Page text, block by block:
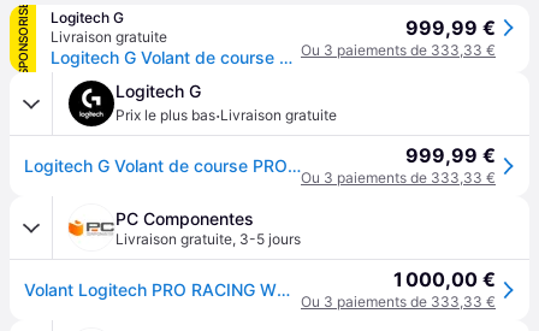
SPONSORISÉ
Logitech G
Livraison gratuite
Logitech G Volant de course PRO pour PlayStation, Xbox, PC en Noir
999,99 €
Ou 3 paiements de 333,33 €
Logitech G
Prix le plus bas·Livraison gratuite
Logitech G Volant de course PRO pour PlayStation, Xbox, PC en Noir 999,99 €
Ou 3 paiements de 333,33 €
PC Componentes
Livraison gratuite, 3-5 jours
Volant Logitech PRO RACING WHEEL Direct Drive 11 nm Force Feedback TRUEFORCE pour PC/PS5 1 000,00 €
Ou 3 paiements de 333,33 €